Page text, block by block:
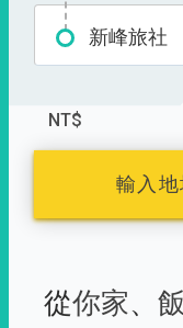
新峰旅社
NT$
輸入
從你家、